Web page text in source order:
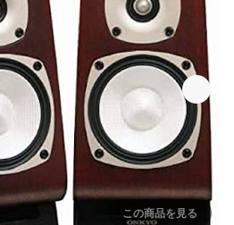
この商品を見る